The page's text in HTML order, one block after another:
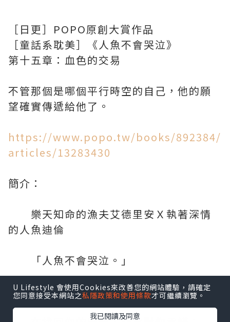
［日更］POPO原創大賞作品
［童話系耽美］《人魚不會哭泣》
第十五章：血色的交易
不管那個是哪個平行時空的自己，他的願
望確實傳遞給他了。
https://www.popo.tw/books/892384/
articles/13283430
簡介：
樂天知命的漁夫艾德里安Ｘ執著深情
的人魚迪倫
「人魚不會哭泣。」
那是你對我說的第一句話。
U Lifestyle 會使用Cookies來改善您的網站體驗，請確定
您同意接受本網站之私隱政策和使用條款才可繼續瀏覽。
我已閱讀及同意